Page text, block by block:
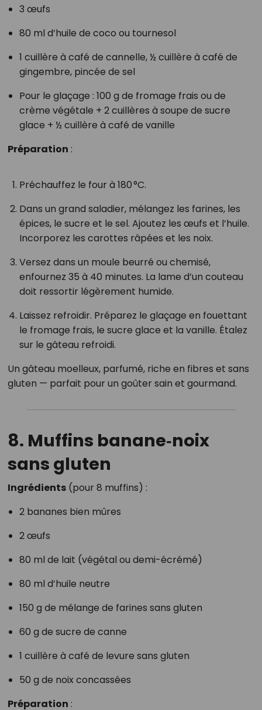
3 œufs
80 ml d’huile de coco ou tournesol
1 cuillère à café de cannelle, ½ cuillère à café de
gingembre, pincée de sel
Pour le glaçage : 100 g de fromage frais ou de
crème végétale + 2 cuillères à soupe de sucre
glace + ½ cuillère à café de vanille
Préparation :
Préchauffez le four à 180 °C.
Dans un grand saladier, mélangez les farines, les
épices, le sucre et le sel. Ajoutez les œufs et l’huile.
Incorporez les carottes râpées et les noix.
Versez dans un moule beurré ou chemisé,
enfournez 35 à 40 minutes. La lame d’un couteau
doit ressortir légèrement humide.
Laissez refroidir. Préparez le glaçage en fouettant
le fromage frais, le sucre glace et la vanille. Étalez
sur le gâteau refroidi.
Un gâteau moelleux, parfumé, riche en fibres et sans
gluten — parfait pour un goûter sain et gourmand.
8. Muffins banane‑noix
sans gluten
Ingrédients(pour 8 muffins) :
2 bananes bien mûres
2 œufs
80 ml de lait (végétal ou demi-écrémé)
80 ml d’huile neutre
150 g de mélange de farines sans gluten
60 g de sucre de canne
1 cuillère à café de levure sans gluten
50 g de noix concassées
Préparation :